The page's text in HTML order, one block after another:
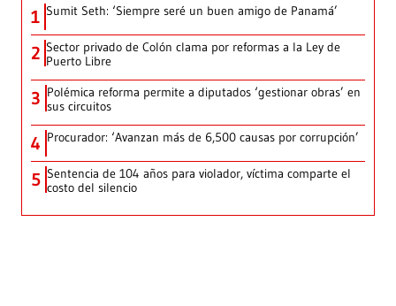
1 Sumit Seth: ‘Siempre seré un buen amigo de Panamá’
2 Sector privado de Colón clama por reformas a la Ley de
Puerto Libre
3 Polémica reforma permite a diputados ‘gestionar obras’ en
sus circuitos
4 Procurador: ‘Avanzan más de 6,500 causas por corrupción’
5 Sentencia de 104 años para violador, víctima comparte el
costo del silencio